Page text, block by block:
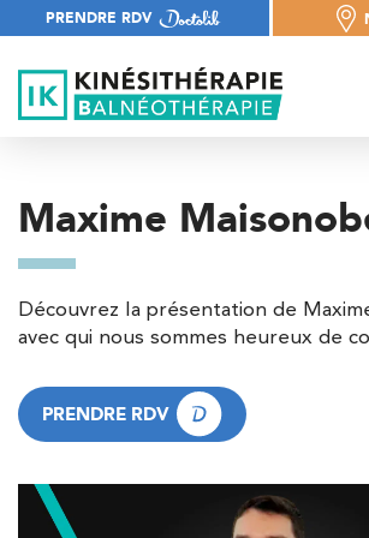
PRENDRE RDV
Maxime
Découvrez la présentation de
avec qui nous sommes heureux de
PRENDRE RDV
PRENDRE RDV
Trouvez votre